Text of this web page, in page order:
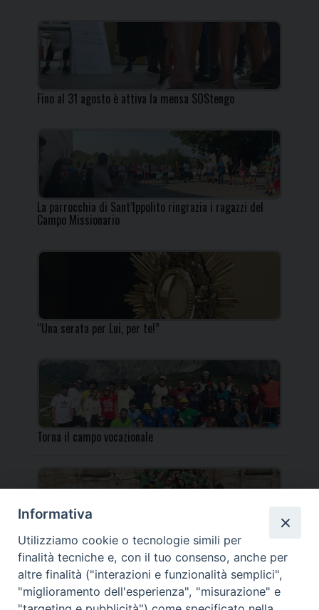
Fino al 31 agosto è attiva la mensa SOStengo
La parrocchia di Sant’Ippolito ringrazia i ragazzi del
Campo Missionario
“Una serata per Lui, per te!”
Torna il campo vocazionale
Torna il Campo Missionario Diocesano
Informativa
Utilizziamo cookie o tecnologie simili per
finalità tecniche e, con il tuo consenso, anche per
altre finalità ("interazioni e funzionalità semplici",
"miglioramento dell'esperienza", "misurazione" e